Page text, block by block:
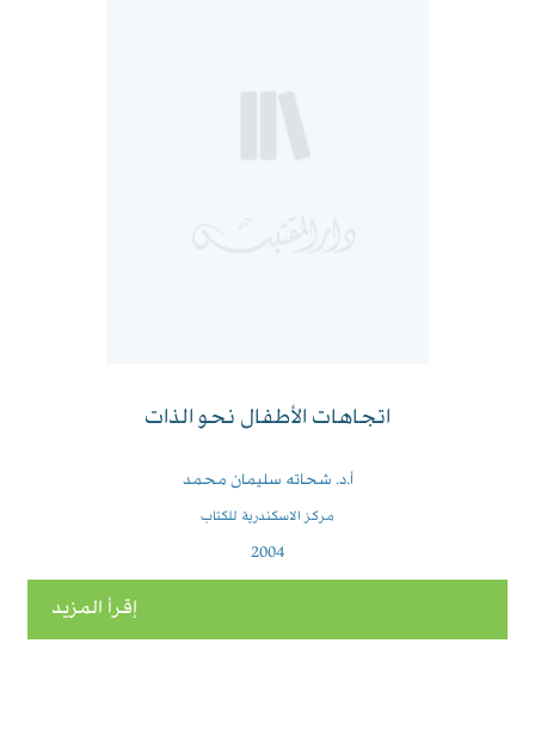
اتجاهات الأطفال نحو الذات
أ.د. شحاته سليمان محمد
مركز الاسكندرية للكتاب
2004
إقرأ المزيد